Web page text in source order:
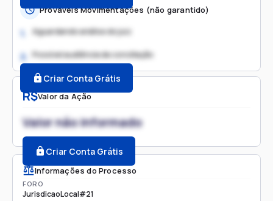
R$Valor da Ação
Valor não informado
Criar Conta Grátis
Informações do Processo
FORO
JurisdicaoLocal#21
Prováveis Movimentações (não garantido)
1. Aguardando análise do juiz
2. Possível audiência de conciliação
Criar Conta Grátis